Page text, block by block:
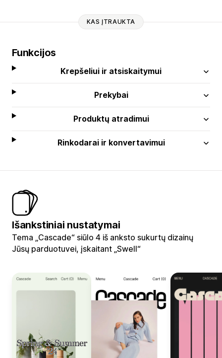
KAS ĮTRAUKTA
Funkcijos
Krepšeliui ir atsiskaitymui
Prekybai
Produktų atradimui
Rinkodarai ir konvertavimui
Išankstiniai nustatymai
Tema „Cascade“ siūlo 4 iš anksto sukurtų dizainų
Jūsų parduotuvei, įskaitant „Swell“